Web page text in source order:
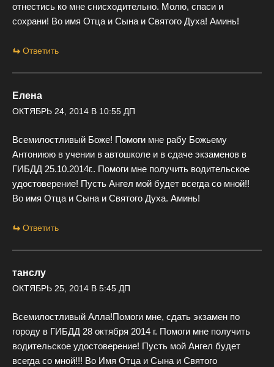
отнестись ко мне снисходительно. Молю, спаси и
сохрани! Во имя Отца и Сына и Святого Духа! Аминь!
Ответить
Елена
ОКТЯБРЬ 24, 2014 В 10:55 ДП
Всемилостливый Боже! Помоги мне рабу Божьему
Антониюю в учении в автошколе и в сдаче экзаменов в
ГИБДД 25.10.2014г.. Помоги мне получить водительское
удостоверение! Пусть Ангел мой будет всегда со мной!!
Во имя Отца и Сына и Святого Духа. Аминь!
Ответить
танслу
ОКТЯБРЬ 25, 2014 В 5:45 ДП
Всемилостливый Алла!Помоги мне, сдать экзамен по
городу в ГИБДД 28 октября 2014 г. Помоги мне получить
водительское удостоверение! Пусть мой Ангел будет
всегда со мной!!! Во Имя Отца и Сына и Святого